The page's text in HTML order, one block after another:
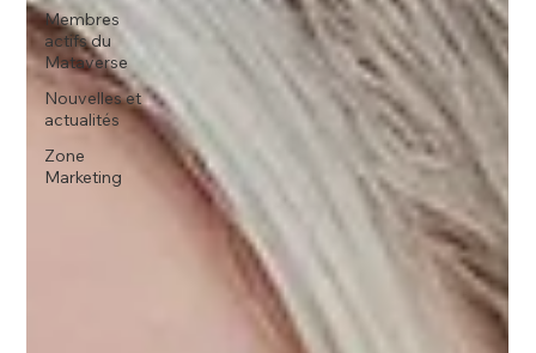
Membres
actifs du
Mataverse
Nouvelles et
actualités
Zone
Marketing